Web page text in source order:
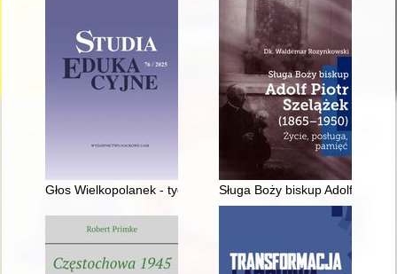
Głos Wielkopolanek - tygodnik społeczno-narodowy dla
Sługa Boży biskup Adolf Piotr